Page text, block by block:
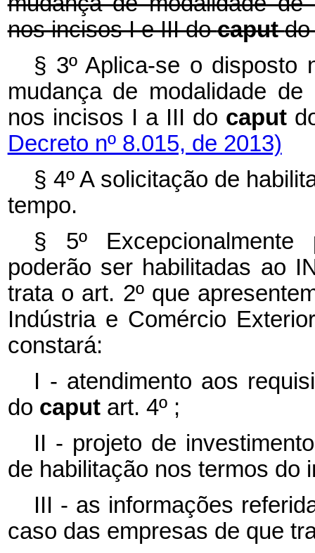
nos incisos I e III docaputdo
§ 3º Aplica-se o
mudança de modalidade
nos incisos I a III do caput
Decreto nº 8.015, de 2013)
§ 4º A solicitação de
tempo.
§ 5º
poderão ser habilitadas ao
trata o art. 2º que
Indústria e Comércio
constará:
I - atendimento aos
do caput art. 4º ;
II - projeto de
de habilitação nos termos do
III - as informações
caso das empresas de que